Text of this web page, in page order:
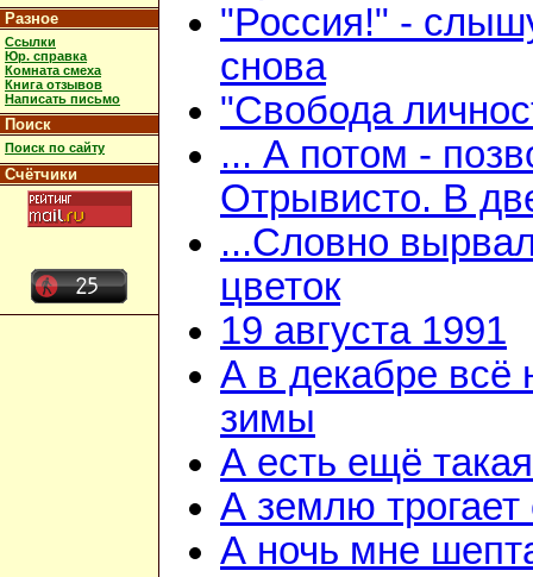
Разное
Ссылки
Юр. справка
Комната смеха
Книга отзывов
Написать письмо
Поиск
Поиск по сайту
Счётчики
"Россия!" -
снова
"Свобода
... А потом -
Отрывисто. В
...Словно
цветок
19 августа 1991
А в декабре всё
зимы
А есть ещё
А землю трогает
А ночь мне